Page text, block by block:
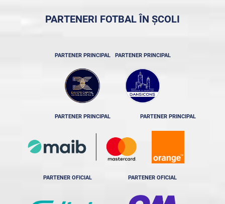
PARTENERI FOTBAL ÎN ȘCOLI
PARTENER PRINCIPAL PARTENER PRINCIPAL
PARTENER PRINCIPAL PARTENER PRINCIPAL
PARTENER OFICIAL PARTENER OFICIAL